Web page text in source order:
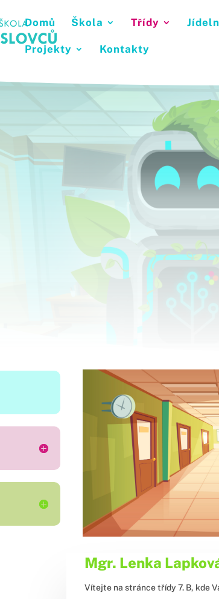
Domů Škola Třídy
Projekty Kontakty
Mgr. Lenka
Vítejte na stránce třídy 7. B, kde